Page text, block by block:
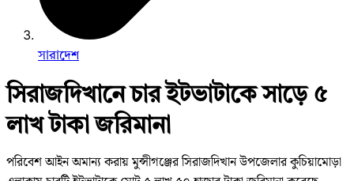
সারাদেশ
সিরাজদিখানে চার ইটভাটাকে সাড়ে ৫
লাখ টাকা জরিমানা
পরিবেশ আইন অমান্য করায় মুন্সীগঞ্জের সিরাজদিখান উপজেলার কুচিয়ামোড়া